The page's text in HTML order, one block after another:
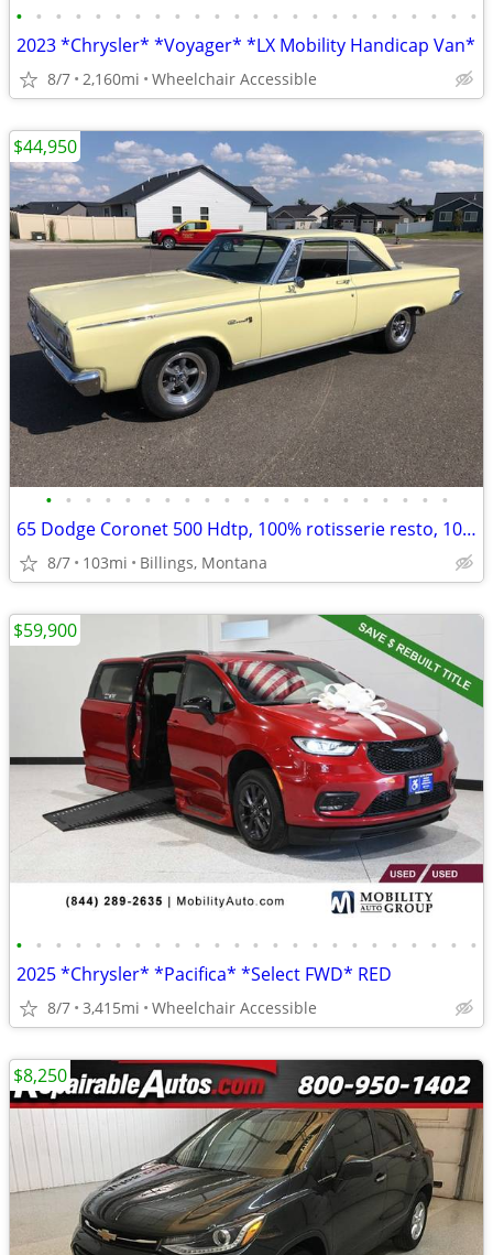
• • • • • • • • • • • • • • • • • • • • • • • •
2023 *Chrysler* *Voyager* *LX Mobility Handicap Van*
8/7 2,160mi Wheelchair Accessible
• • • • • • • • • • • • • • • • • • • • •
65 Dodge Coronet 500 Hdtp, 100% rotisserie resto, 103 miles, as new
8/7 103mi Billings, Montana
$44,950
• • • • • • • • • • • • • • • • • • • • • • • •
2025 *Chrysler* *Pacifica* *Select FWD* RED
8/7 3,415mi Wheelchair Accessible
$59,900
$8,250